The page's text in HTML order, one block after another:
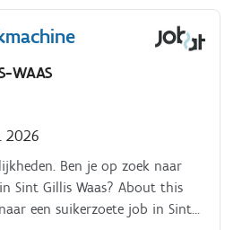
zijn op zoek naar een
die mee de handen uit
WAAS
2026
Ben je op zoek naar
Sint Gillis Waas? About this
een suikerzoete job in Sint